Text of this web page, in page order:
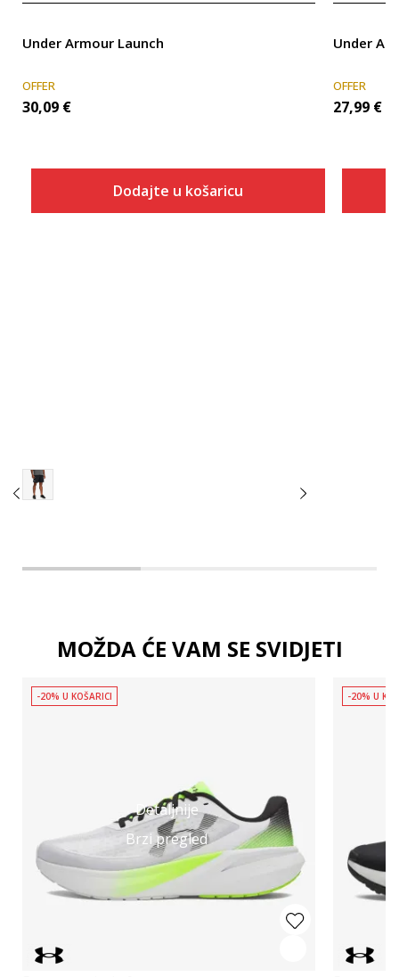
Under Armour Launch
OFFER
30,09 €
Dodajte u košaricu
Under
OFFER
27,99 €
MOŽDA ĆE VAM SE SVIDJETI
Detaljnije
Brzi pregled
-20% U KOŠARICI -20% U